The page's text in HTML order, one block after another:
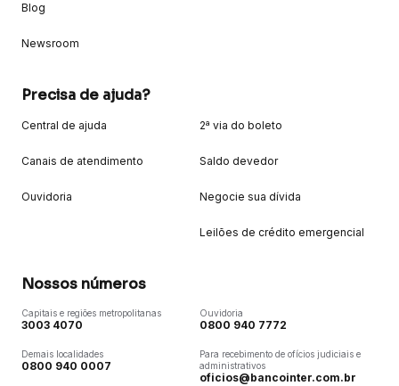
Blog
Newsroom
Precisa de ajuda?
Central de ajuda
Canais de atendimento
Ouvidoria
2ª via do boleto
Saldo devedor
Negocie sua dívida
Leilões de crédito emergencial
Nossos números
Capitais e regiões metropolitanas
3003 4070
Demais localidades
0800 940 0007
Ouvidoria
0800 940 7772
Para recebimento de ofícios judiciais e
administrativos
oficios@bancointer.com.br